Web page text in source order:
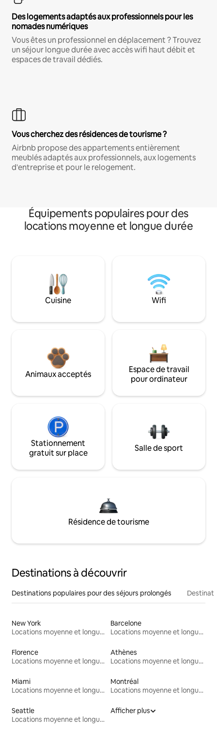
Des logements adaptés aux professionnels pour les
nomades numériques
Vous êtes un professionnel en déplacement ? Trouvez
un séjour longue durée avec accès wifi haut débit et
espaces de travail dédiés.
Vous cherchez des résidences de tourisme ?
Airbnb propose des appartements entièrement
meublés adaptés aux professionnels, aux logements
d'entreprise et pour le relogement.
Équipements populaires pour des
locations moyenne et longue durée
Cuisine Wifi
Animaux acceptés
Espace de travail
pour ordinateur
Stationnement
gratuit sur place
Salle de sport
Résidence de tourisme
Destinations à découvrir
Destinations populaires pour des séjours prolongés
New York
Locations moyenne et longue durée
Barcelone
Locations moyenne et longue durée
Florence
Locations moyenne et longue durée
Athènes
Locations moyenne et longue durée
Miami
Locations moyenne et longue durée
Montréal
Locations moyenne et longue durée
Seattle
Locations moyenne et longue durée
Afficher plus